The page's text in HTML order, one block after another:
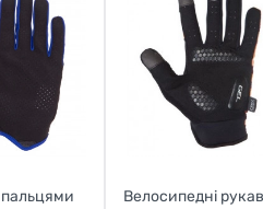
Велосипедні